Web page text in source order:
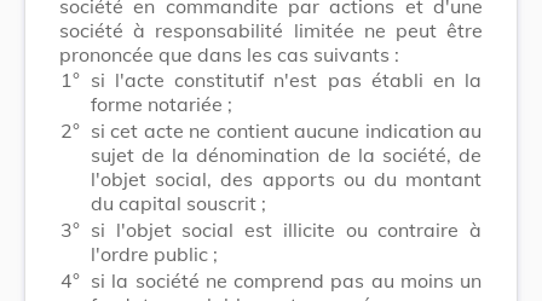
société en commandite par actions et d'une
société à responsabilité limitée ne peut être
prononcée que dans les cas suivants :
1° si l'acte constitutif n'est pas établi en la
forme notariée ;
2° si cet acte ne contient aucune indication au
sujet de la dénomination de la société, de
l'objet social, des apports ou du montant
du capital souscrit ;
3° si l'objet social est illicite ou contraire à
l'ordre public ;
4° si la société ne comprend pas au moins un